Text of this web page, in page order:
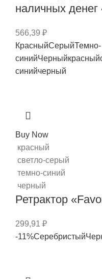
наличных денег
566,39 ₽
КрасныйСерыйТемно-
синийЧерныйкрасный
синийчерный
Buy Now
красный
светло-серый
темно-синий
черный
Ретрактор
299,91 ₽
-11%Серебристый